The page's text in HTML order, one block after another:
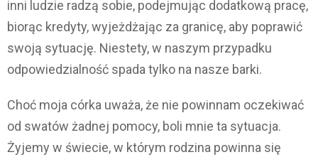
inni ludzie radzą sobie, podejmując dodatkową pracę,
biorąc kredyty, wyjeżdżając za granicę, aby poprawić
swoją sytuację. Niestety, w naszym przypadku
odpowiedzialność spada tylko na nasze barki.
Choć moja córka uważa, że nie powinnam oczekiwać
od swatów żadnej pomocy, boli mnie ta sytuacja.
Żyjemy w świecie, w którym rodzina powinna się